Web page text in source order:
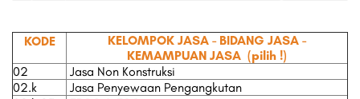
KODE
KELOMPOK JASA - BIDANG JASA -
KEMAMPUAN JASA (pilih !)
02
Jasa Non Konstruksi
02.k
Jasa Penyewaan Pengangkutan